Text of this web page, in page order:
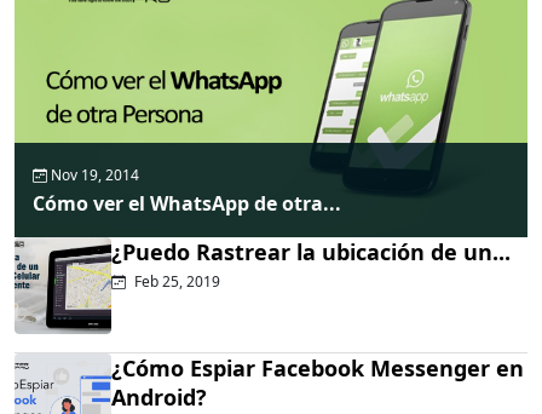
Nov 19, 2014
Cómo ver el WhatsApp de otra...
¿Puedo Rastrear la ubicación de un...
Feb 25, 2019
¿Cómo Espiar Facebook Messenger en
Android?